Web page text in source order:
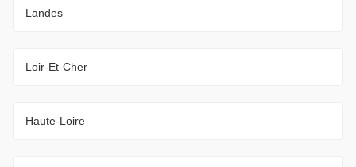
Landes
Loir-Et-Cher
Haute-Loire